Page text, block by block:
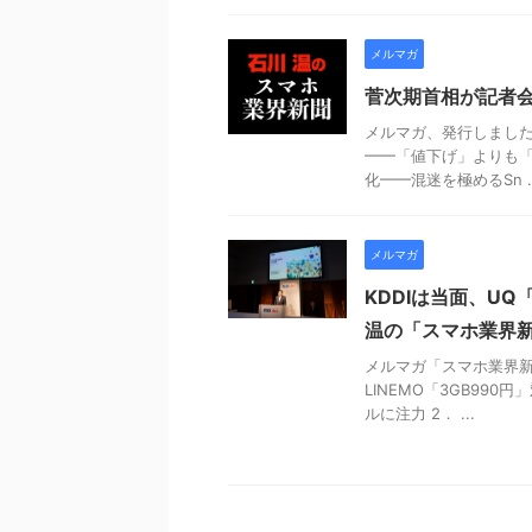
メルマガ
菅次期首相が記者
メルマガ、発行しまし
━━「値下げ」よりも
化━━混迷を極めるSn
メルマガ
KDDIは当面、UQ
温の「スマホ業界
メルマガ「スマホ業界
LINEMO「3GB990円
ルに注力 2． ...